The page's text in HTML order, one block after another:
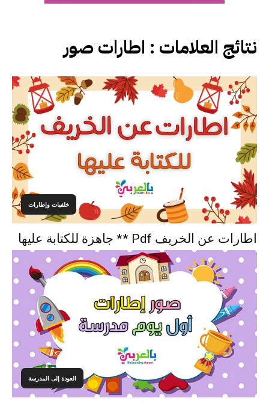
نتائج العلامات : اطارات صور
خلفيات وإطارات
اطارات عن الخريف Pdf ** جاهزة للكتابة عليها
العودة إلى المدرسة